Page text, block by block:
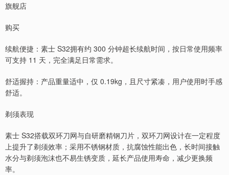
旗舰店
购买
续航便捷：素士 S32拥有约 300 分钟超长续航时间，按日常使用频率
可支持 11 天，完全满足日常需求。
舒适握持：产品重量适中，仅 0.19kg，且尺寸紧凑，用户使用时手感
舒适。
剃须表现
素士 S32搭载双环刀网与自研磨精钢刀片，双环刀网设计在一定程度
上提升了剃须效率；采用不锈钢材质，抗腐蚀性能出色，长时间接触
水分与剃须泡沫也不易生锈变质，延长产品使用寿命，减少更换频
率。